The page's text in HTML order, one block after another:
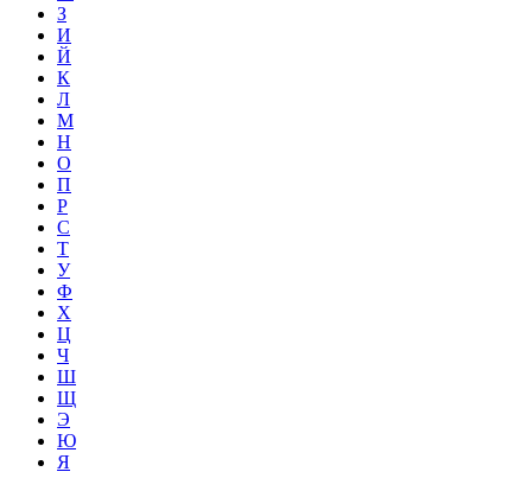
З
И
Й
К
Л
М
Н
О
П
Р
С
Т
У
Ф
Х
Ц
Ч
Ш
Щ
Э
Ю
Я